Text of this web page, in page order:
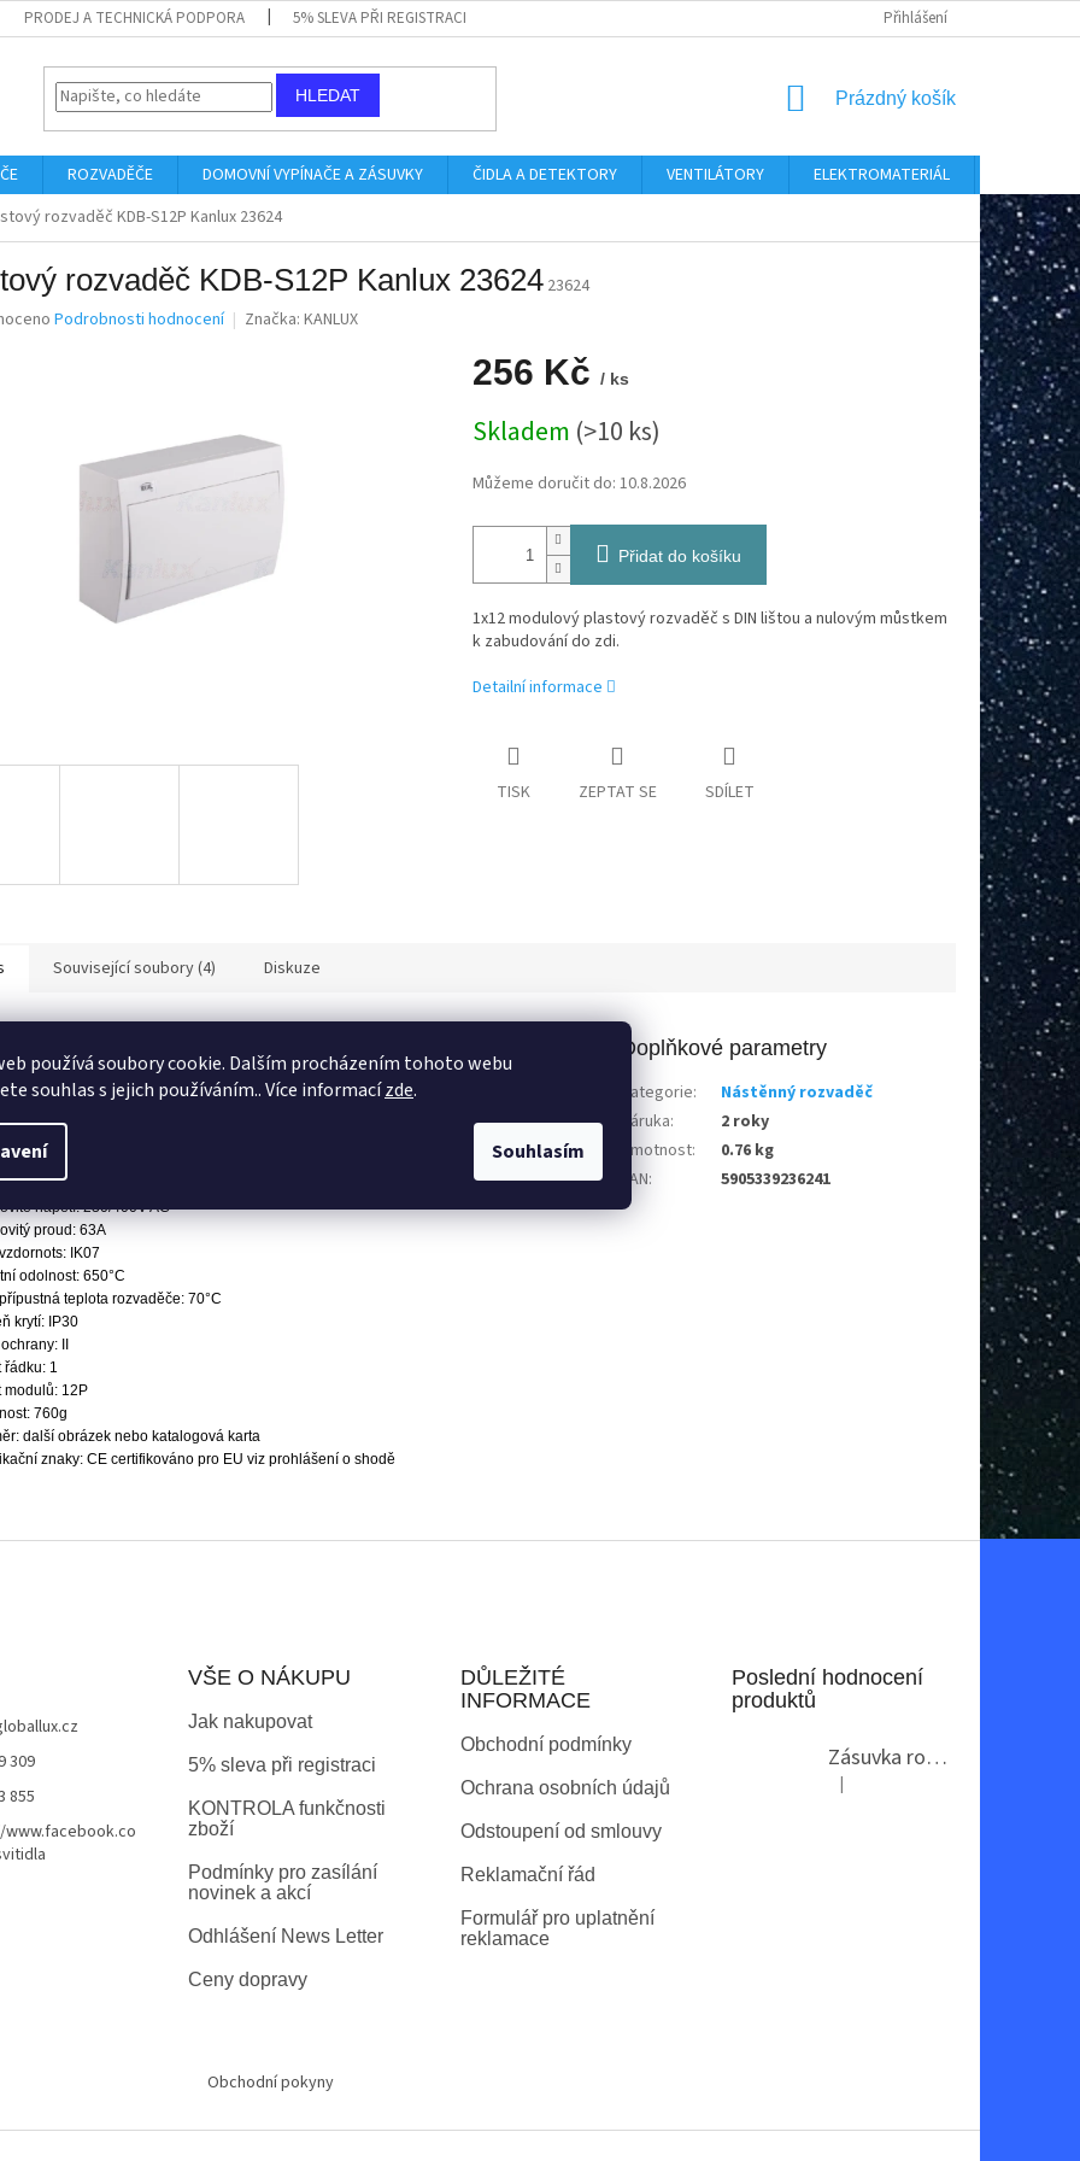
používá soubory cookie. Dalším procházením tohoto webu
souhlas s jejich používáním.. Více informacízde.
Souhlasím
PRODEJ A TECHNICKÁ PODPORA 5% SLEVA PŘI REGISTRACI Přihlášení
HLEDAT
NÁKUPNÍ
Prázdný košík
ROZVADĚČE DOMOVNÍ VYPÍNAČE A ZÁSUVKY ČIDLA A DETEKTORY VENTILÁTORY ELEKTROMATERIÁL
rozvaděč KDB-S12P Kanlux 23624
rozvaděč KDB-S12P Kanlux 23624 23624
Podrobnosti hodnocení Značka: KANLUX
256 Kč / ks
cena:
Skladem (>10 ks)
Můžeme doručit do: 10.8.2026
Přidat do košíku
1x12 modulový plastový rozvaděč s DIN lištou a nulovým můstkem
k zabudování do zdi.
Detailní informace
TISK ZEPTAT SE SDÍLET
Související soubory (4) Diskuze
plastový rozvaděč s DIN lištou a nulovým můstkem k zabudování do zdi.
korpus plast ABS, dvířka plast PC
bílá
napětí: 230/400V AC
proud: 63A
IK07
odolnost: 650°C
teplota rozvaděče: 70°C
krytí: IP30
II
řádku: 1
modulů: 12P
760g
další obrázek nebo katalogová karta
znaky: CE certifikováno pro EU viz prohlášení o shodě
Doplňkové parametry
Kategorie:
Nástěnný rozvaděč
Záruka:
2 roky
Hmotnost:
0.76 kg
EAN: 5905339236241
309
855
VŠE O NÁKUPU
Jak nakupovat
5% sleva při registraci
KONTROLA funkčnosti
zboží
Podmínky pro zasílání
novinek a akcí
Odhlášení News Letter
Ceny dopravy
DŮLEŽITÉ
INFORMACE
Obchodní podmínky
Ochrana osobních údajů
Odstoupení od smlouvy
Reklamační řád
Formulář pro uplatnění
reklamace
Poslední hodnocení
produktů
Zásuvka rohová GTV AE-PBKT3U2U-80
Hodnocení produktu je 2 z 5
|
Obchodní pokyny